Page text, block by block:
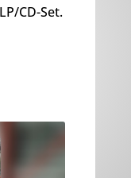
CD-Set.